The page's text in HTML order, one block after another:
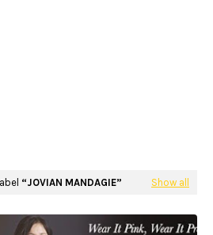
JOVIAN MANDAGIE Show all